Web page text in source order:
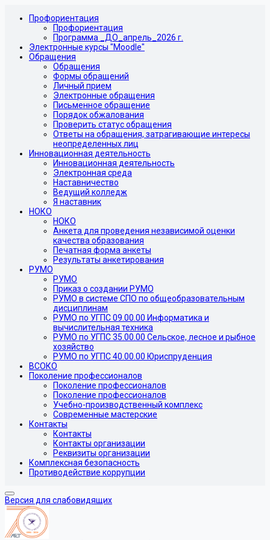
Профориентация
Профориентация
Программа _ДО_апрель_2026 г.
Электронные курсы "Moodle"
Обращения
Обращения
Формы обращений
Личный прием
Электронные обращения
Письменное обращение
Порядок обжалования
Проверить статус обращения
Ответы на обращения, затрагивающие интересы
неопределенных лиц
Инновационная деятельность
Инновационная деятельность
Электронная среда
Наставничество
Ведущий колледж
Я наставник
НОКО
НОКО
Анкета для проведения независимой оценки
качества образования
Печатная форма анкеты
Результаты анкетирования
РУМО
РУМО
Приказ о создании РУМО
РУМО в системе СПО по общеобразовательным
дисциплинам
РУМО по УГПС 09.00.00 Информатика и
вычислительная техника
РУМО по УГПС 35.00.00 Сельское, лесное и рыбное
хозяйство
РУМО по УГПС 40.00.00 Юриспруденция
ВСОКО
Поколение профессионалов
Поколение профессионалов
Поколение профессионалов
Учебно-производственный комплекс
Современные мастерские
Контакты
Контакты
Контакты организации
Реквизиты организации
Комплексная безопасность
Противодействие коррупции
Версия для слабовидящих